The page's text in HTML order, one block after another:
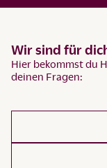
Wir sind für
Hier bekommst du
deinen Fragen: